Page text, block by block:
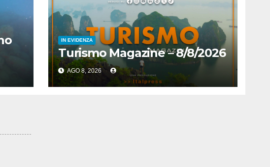
IN EVIDENZA
Turismo Magazine – 8/8/2026
AGO 8, 2026